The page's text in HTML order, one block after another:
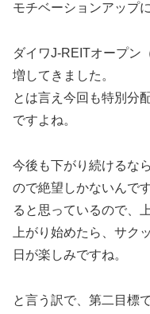
モチベーションアップ
ダイワJ-REITオープン
増してきました。
とは言え今回も特別分
ですよね。
今後も下がり続けるな
ので絶望しかないんで
ると思っているので、
上がり始めたら、サク
日が楽しみですね。
と言う訳で、第二目標